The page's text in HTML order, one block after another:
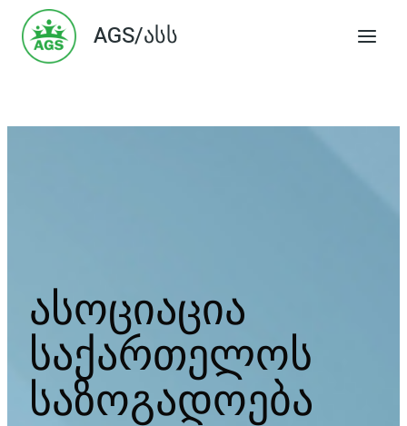
Skip
content
AGS/ასს
ასოციაცია
საქართელოს
საზოგადოება